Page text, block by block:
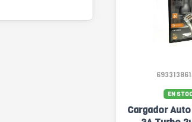
EN
Cargador